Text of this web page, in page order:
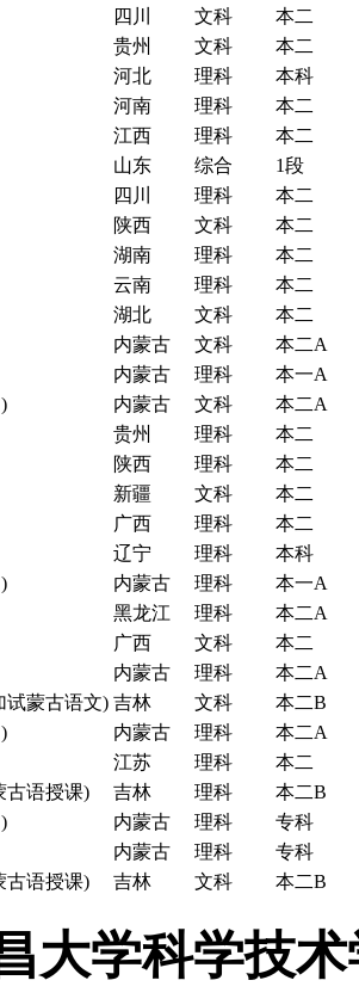
四川 文科
本二
贵州 文科
本二
河北 理科
本科
河南 理科
本二
江西 理科
本二
山东 综合
1段
四川 理科
本二
陕西 文科
本二
湖南 理科
本二
云南 理科
本二
湖北 文科
本二
内蒙古 文科
本二A
内蒙古 理科
本一A
内蒙古 文科
本二A
贵州 理科
本二
陕西 理科
本二
新疆 文科
本二
广西 理科
本二
辽宁 理科
本科
内蒙古 理科
本一A
黑龙江 理科
本二A
广西 文科
本二
内蒙古 理科
本二A
试蒙古语文) 吉林 文科
本二B
内蒙古 理科
本二A
江苏 理科
本二
古语授课) 吉林 理科
本二B
内蒙古 理科
专科
内蒙古 理科
专科
古语授课) 吉林 文科 本二B
大学科学技